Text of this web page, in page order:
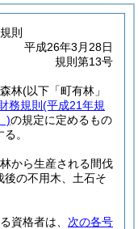
則
平成26年3月28日
規則第13号
林(以下「町有林」
務規則 (平成21年規
)の規定に定めるもの
。
から生産される間伐
後の不用木、土石そ
資格者は、 次の各号